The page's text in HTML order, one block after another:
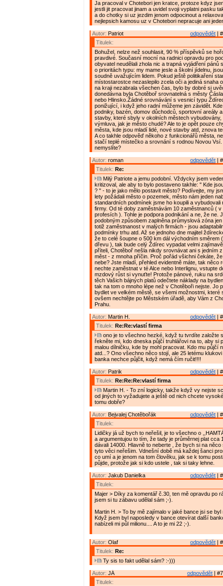
Ja pracoval v Chotebori jen kratce, protoze kdyz
jestli jit pracovat jinam a uvidel svoji vyplatni pasku
a do chotky si uz jezdim jenom odpocinout a
nejlepsich kamosu uz v Chotebori nepracuje ani
odpovědět |
Autor: Patriot
Titulek:
Bohužel, nelze než souhlasit, 90 % příspěvků se
pravdivé. Současní mocní na radnici opravdu pro
obyvatel neudělali zhola nic a trapná vyjádření pánů
o prioritách typu: my mame jesle a školní jídelnu,
soudně uvažujícím lidem. Pokud ještě politikaření
místostarostce nezaslepilo zcela oči a jediná snaha
na kraji nezabrala všechen čas, bylo by dobré si
donedávna byla Chotěboř srovnatelná s městy
nebo Hlinsko.Žádné srovnávání s vesnicí typu
ponižující, i když jeho radní můžeme jen závidět.
podniky, bazén, domov důchodců, sportovní areály
stavby, které sbyly v okolních městech vybudovány,
výmluva, jak je město chudé? Ale to je opět pouze
města, kde jsou mladí lidé, nové stavby atd, znova
A co takhle odpověď někoho z funkcionářů města,
stačí teplé místečko a srovnání s rodnou Novou Vsí.
nemyslíte?
odpovědět |
Autor: roman
Titulek: Re:
Milý Patriote a jemu podobní. Vždycky jsem
kritizoval, ale aby to bylo postaveno takhle: " Kde
? " - to je jako mělo postavit město? Podívejte, my
lety požádali město o pozemek, město nám jeden
standardních podmínek jsme ho koupili a vybudovali
firmy. Od té doby zaměstnávám 10 zaměstnanců (
profesích ). Tohle je podpora podnikání a ne, že ne.
podobným způsobem zaplněna průmyslová zóna
totiž zaměstnanost v malých firmách - jsou
podmínky trhu atd. Až se jednoho dne majitel
že to celé šoupne o 500 km dál východním směrem
dřevu ), tak bude celý Ždírec vypadat velmi
příteli, Chotěboř nešla nikdy srovnávat ani s jedním
měst - z mnoha příčin. Proč pořád všichni čekáte,
nebe? Jste mladí, přehled evidentně máte, tak něco
nechte zaměstnat v té Alce nebo Interlignu, vstupte
mzdový růst si vynuťte! Protože pánové, ruku na
těch Vašich bájných platů odečtete náklady na
tak na tom o mnoho lépe než v Chotěboři nejste. Jo
bydlet ve velkém městě, se všemi možnostmi, které
ovšem nechtějte po Městském úřadě, aby Vám z
Prahu.
odpovědět |
Autor: Martin H.
Titulek: Re:Re:vlastí firma
ono je to všechno hezké, když tu tvrdíte založte
řekněte mi, kdo dneska půjčí truhlářovi na to, aby si
malou dílničku, kde by mohl pracovat. Kdo mu půjčí
atd...? Ono všechno něco stojí, ale 25 letému
banka nechce půjčit, když nemá čím ručit!!!!
odpovědět |
Autor: Patrik
Titulek: Re:Re:Re:vlastí firma
Martin H. - To zní logicky, takže když vy nejste
od jiných to vyžadujete a ještě od nich chcete
tomu dobře?
odpovědět |
Autor: Bejvalej Chotěbořák
Titulek:
Lidičky já už bych to neřešil, je to všechno o
a argumentujou to tím, že tady je průměrnej plat cca
dávali 14000. Hlavně to neberte , že bych si na něco
tyto věci neřešim. Vdnešní době má každej šanci
co umí a je jenom na tom člověku, jak se k tomu
půjde, protože jak si kdo ustele , tak si taky lehne.
odpovědět |
Autor: Jakub Danielka
Titulek:
Majer > Díky za komentář č.30, ten mě opravdu po
jsem si tu zábavu udělal sám ;-).
Martin H. > To by mě zajímalo v jaké bance jsi se byl
Když jsem byl naposledy v bance otevírat další
nabízeli mi půl milionu.... A to je mi 22 ;-).
odpovědět |
Autor: Olaf
Titulek: Re:
Ty sis to fakt udělal sám? :-)))
odpovědět |
Autor: JÁ
Titulek: